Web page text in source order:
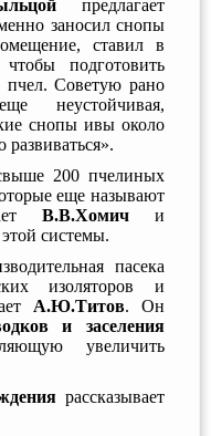
предлагает
заносил снопы
ставил в
подготовить
пчел. Советую рано
неустойчивая,
снопы ивы около
200 пчелиных
еще называют
В.В.Хомичи
системы.
пасека
изоляторов и
А.Ю.Титов. Он
и заселения
увеличить
рассказывает